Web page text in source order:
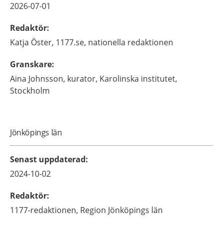
2026-07-01
Redaktör:
Katja Öster, 1177.se, nationella redaktionen
Granskare:
Aina Johnsson, kurator, Karolinska institutet,
Stockholm
Jönköpings län
Senast uppdaterad:
2024-10-02
Redaktör:
1177-redaktionen, Region Jönköpings län